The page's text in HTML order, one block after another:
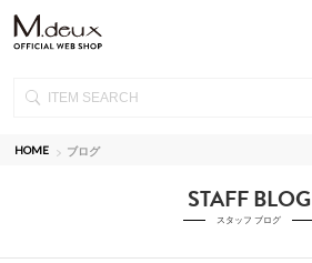
HOME ブログ
STAFF BLOG
スタッフ ブログ